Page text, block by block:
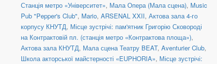
Станція метро «Університет», Мала Опера (Мала сцена), Music
Pub "Pepper's Club", Mario, ARSENAL XXII, Актова зала 4-го
корпусу КНУТД, Місце зустрічі: пам'ятник Григорію Сковороді
на Контрактовій пл. (станція метро «Контрактова площа»),
Актова зала КНУТД, Мала сцена Театру BEAT, Aventurier Club,
Школа акторської майстерності «EUPHORIA», Місце зустрічі: